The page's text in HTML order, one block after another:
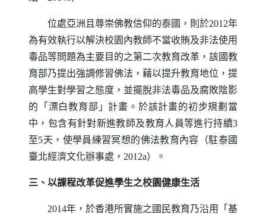
位處亞洲且尊崇佛教信仰的泰國，則於2012年
為有效執行以解決校園內教師不當收賄及非法使用
毒品等問題為主要目的之第二次教育改革，該國教
育部乃提出強調修習佛法，藉以提升教育地位，提
高學生對學習之態度，並擺脫非法毒品及腐敗陰影
的「漂白教育部」計畫。於該計畫的初步規劃當
中，包含有針對新進教師及教育人員等進行持續3
至5天，使學員練習冥想的佛法教育內容（駐泰國
臺北經濟文化辦事處，2012a）。
三、以課程改革促進學生之校園健康生活
2014年，於香港所實施之國民教育乃沿用「基